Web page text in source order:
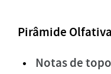
Pirâmide Olfativa
Notas de topo